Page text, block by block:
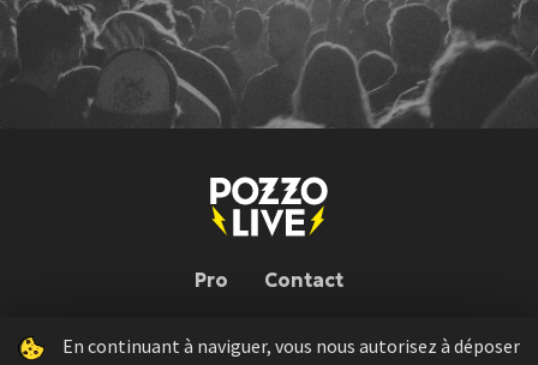
Pro Contact
En continuant à naviguer, vous nous autorisez à déposer